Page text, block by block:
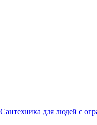
Сантехника для людей с